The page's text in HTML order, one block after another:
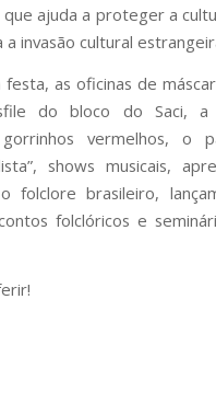
que ajuda a proteger a
invasão cultural
as oficinas de
do bloco do Saci, a
vermelhos, o
shows musicais,
folclore brasileiro,
folclóricos e